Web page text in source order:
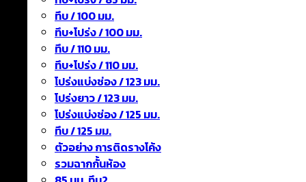
ทึบ / 100 มม.
ทึบ+โปร่ง / 100 มม.
ทึบ / 110 มม.
ทึบ+โปร่ง / 110 มม.
โปร่งแบ่งช่อง / 123 มม.
โปร่งยาว / 123 มม.
โปร่งแบ่งช่อง / 125 มม.
ทึบ / 125 มม.
ตัวอย่าง การติดรางโค้ง
รวมฉากกั้นห้อง